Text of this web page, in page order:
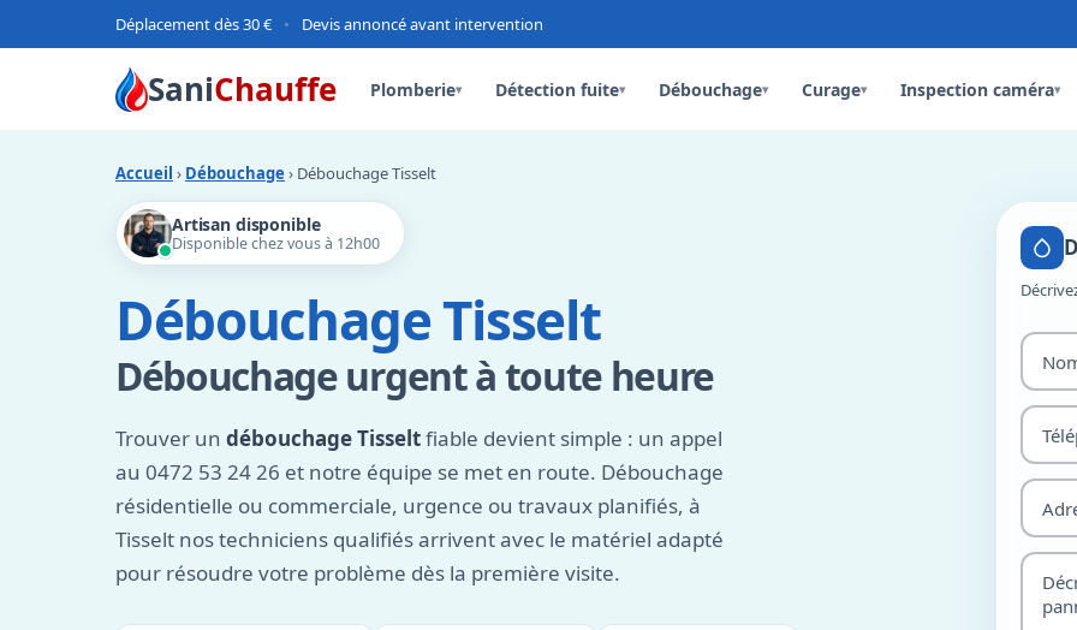
Déplacement dès 30 € • Devis annoncé avant intervention
SaniChauffe Plomberie▾ Détection fuite▾ Débouchage▾ Curage▾ Inspection caméra▾
Accueil › Débouchage › Débouchage Tisselt
Artisan disponible
Disponible chez vous à 12h00
Débouchage Tisselt
Débouchage urgent à toute heure
Trouver un débouchage Tisseltfiable devient simple : un appel
au 0472 53 24 26 et notre équipe se met en route. Débouchage
résidentielle ou commerciale, urgence ou travaux planifiés, à
Tisselt nos techniciens qualifiés arrivent avec le matériel adapté
pour résoudre votre problème dès la première visite.